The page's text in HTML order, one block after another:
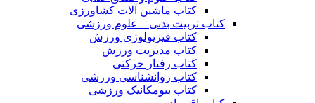
کتاب ماشین آلات کشاورزی
کتاب تربیت بدنی – علوم ورزشی
کتاب فیزیولوژی ورزش
کتاب مدیریت ورزش
کتاب رفتار حرکتی
کتاب روانشناسی ورزشی
کتاب بیومکانیک ورزشی